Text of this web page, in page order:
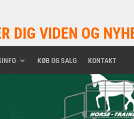
DIG VIDEN OG
KØB OG SALG KONTAKT